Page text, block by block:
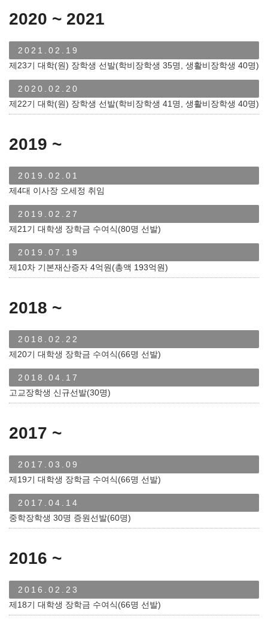
2020 ~ 2021
2021.02.19
제23기 대학(원) 장학생 선발(학비장학생 35명, 생활비장학생 40명)
2020.02.20
제22기 대학(원) 장학생 선발(학비장학생 41명, 생활비장학생 40명)
2019 ~
2019.02.01
제4대 이사장 오세정 취임
2019.02.27
제21기 대학생 장학금 수여식(80명 선발)
2019.07.19
제10차 기본재산증자 4억원(총액 193억원)
2018 ~
2018.02.22
제20기 대학생 장학금 수여식(66명 선발)
2018.04.17
고교장학생 신규선발(30명)
2017 ~
2017.03.09
제19기 대학생 장학금 수여식(66명 선발)
2017.04.14
중학장학생 30명 증원선발(60명)
2016 ~
2016.02.23
제18기 대학생 장학금 수여식(66명 선발)